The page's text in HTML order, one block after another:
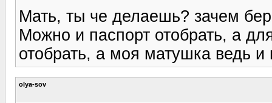
Мать, ты че делаешь? зачем
Можно и паспорт отобрать, а
отобрать, а моя матушка ведь и
olya-sov